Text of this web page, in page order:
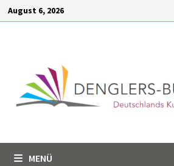
springen
Zum
Inhalt
August 6, 2026
MENÜ